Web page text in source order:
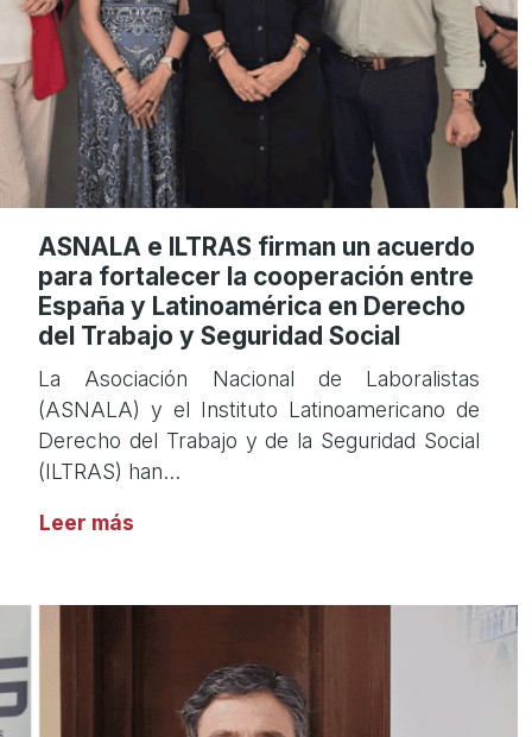
ASNALA e ILTRAS firman un acuerdo
para fortalecer la cooperación entre
España y Latinoamérica en Derecho
del Trabajo y Seguridad Social
La Asociación Nacional de Laboralistas
(ASNALA) y el Instituto Latinoamericano de
Derecho del Trabajo y de la Seguridad Social
(ILTRAS) han…
Leer más